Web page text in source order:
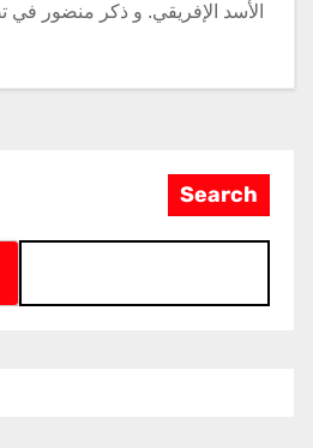
الأسد الإفريقي. و ذكر منضور
Search